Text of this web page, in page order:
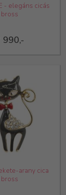
990,-
- elegáns cicás
bross
arany cica
bross